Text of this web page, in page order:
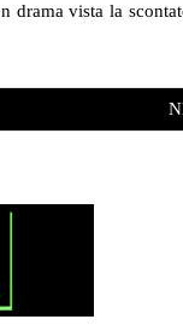
vista la